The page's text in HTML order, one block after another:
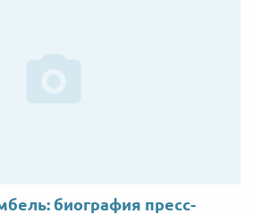
биография пресс-